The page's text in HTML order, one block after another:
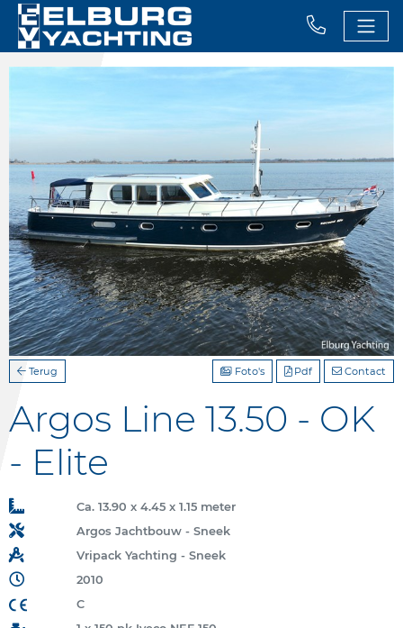
Terug Contact
Pdf
Foto's
Argos Line 13.50 - OK
- Elite
Ca. 13.90 x 4.45 x 1.15 meter
Argos Jachtbouw - Sneek
Vripack Yachting - Sneek
2010
C